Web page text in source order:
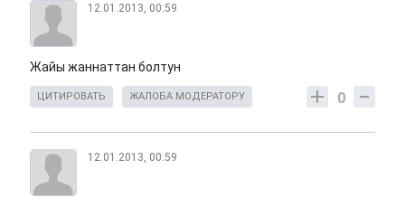
12.01.2013, 00:59
Жайы жаннаттан болтун
0
ЦИТИРОВАТЬ ЖАЛОБА МОДЕРАТОРУ
12.01.2013, 00:59